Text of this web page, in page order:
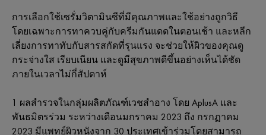
การเลือกใช้เซรั่มวิตามินซีที่มีคุณภาพและใช้อย่างถูกวิธี
โดยเฉพาะการทาควบคู่กับครีมกันแดดในตอนเช้า และหลีก
เลี่ยงการทาทับกับสารสกัดที่รุนแรง จะช่วยให้ผิวของคุณดู
กระจ่างใส เรียบเนียน และดูมีสุขภาพดีขึ้นอย่างเห็นได้ชัด
ภายในเวลาไม่กี่สัปดาห์
1 ผลสำรวจในกลุ่มผลิตภัณฑ์เวชสำอาง โดย AplusA และ
พันธมิตรร่วม ระหว่างเดือนมกราคม 2023 ถึง กรกฏาคม
2023 มีแพทย์ผิวหนังจาก 30 ประเทศเข้าร่วมโดยสามารถ